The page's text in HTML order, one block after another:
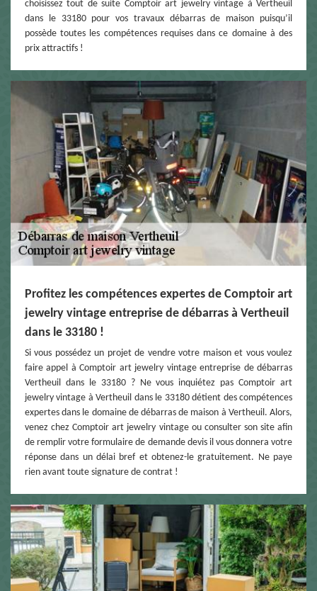
choisissez tout de suite Comptoir art jewelry vintage à Vertheuil
dans le 33180 pour vos travaux débarras de maison puisqu’il
possède toutes les compétences requises dans ce domaine à des
prix attractifs !
Profitez les compétences expertes de Comptoir art
jewelry vintage entreprise de débarras à Vertheuil
dans le 33180 !
Si vous possédez un projet de vendre votre maison et vous voulez
faire appel à Comptoir art jewelry vintage entreprise de débarras
Vertheuil dans le 33180 ? Ne vous inquiétez pas Comptoir art
jewelry vintage à Vertheuil dans le 33180 détient des compétences
expertes dans le domaine de débarras de maison à Vertheuil. Alors,
venez chez Comptoir art jewelry vintage ou consulter son site afin
de remplir votre formulaire de demande devis il vous donnera votre
réponse dans un délai bref et obtenez-le gratuitement. Ne paye
rien avant toute signature de contrat !